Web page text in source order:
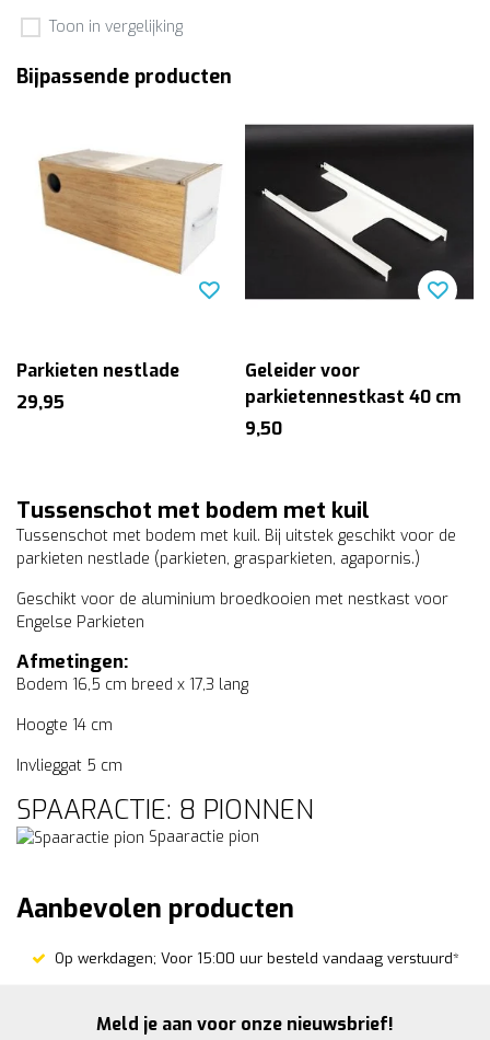
Toon in vergelijking
Bijpassende producten
Parkieten nestlade
29,95
Geleider voor
parkietennestkast 40 cm
9,50
Tussenschot met bodem met kuil
Tussenschot met bodem met kuil. Bij uitstek geschikt voor de
parkieten nestlade (parkieten, grasparkieten, agapornis.)
Geschikt voor de aluminium broedkooien met nestkast voor
Engelse Parkieten
Afmetingen:
Bodem 16,5 cm breed x 17,3 lang
Hoogte 14 cm
Invlieggat 5 cm
SPAARACTIE: 8 PIONNEN
Spaaractie pion
Aanbevolen producten
Op werkdagen; Voor 15:00 uur besteld vandaag verstuurd*
Meld je aan voor onze nieuwsbrief!